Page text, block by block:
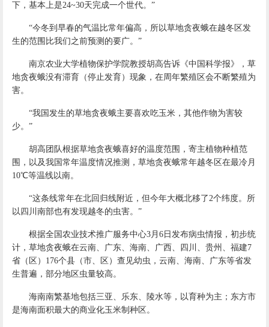
下，基本上是24~30天完成一个世代。”
“今冬到早春的气温比常年偏高，所以草地贪夜蛾在越冬区发
生的范围比我们之前预测的要广。”
南京农业大学植物保护学院教授胡高告诉《中国科学报》，草
地贪夜蛾没有滞育（停止发育）现象，在周年繁殖区会不断繁殖为
害。
“我国发生的草地贪夜蛾主要喜欢吃玉米，其他作物为害较
少。”
胡高团队根据草地贪夜蛾喜好的温度范围，寄主植物种植范
围，以及我国常年温度情况推测，草地贪夜蛾常年越冬区在最冷月
10℃等温线以南。
“这条线常年在北回归线附近，但今年大概北移了2个纬度。所
以四川南部也有发现越冬的虫害。”
根据全国农业技术推广服务中心3月6日发布病虫情报，初步统
计，草地贪夜蛾在云南、广东、海南、广西、四川、贵州、福建7
省（区）176个县（市、区）查见幼虫，云南、海南、广东等省发
生普遍，部分地区虫量较高。
海南南繁基地包括三亚、乐东、陵水等，以育种为主；东方市
是海南面积最大的商业化玉米制种区。